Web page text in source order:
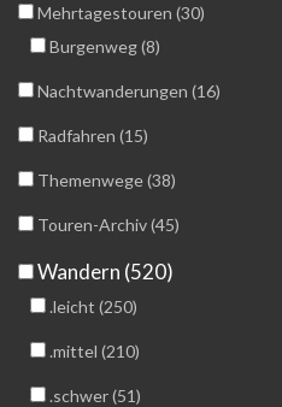
Mehrtagestouren (30)
Burgenweg (8)
Nachtwanderungen (16)
Radfahren (15)
Themenwege (38)
Touren-Archiv (45)
Wandern (520)
.leicht (250)
.mittel (210)
.schwer (51)